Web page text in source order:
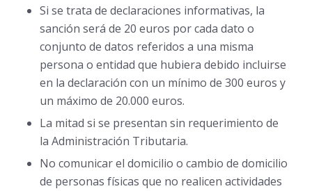
Si se trata de declaraciones informativas, la
sanción será de 20 euros por cada dato o
conjunto de datos referidos a una misma
persona o entidad que hubiera debido incluirse
en la declaración con un mínimo de 300 euros y
un máximo de 20.000 euros.
La mitad si se presentan sin requerimiento de
la Administración Tributaria.
No comunicar el domicilio o cambio de domicilio
de personas físicas que no realicen actividades